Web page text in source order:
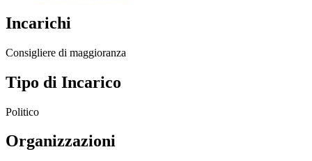
Incarichi
Consigliere di maggioranza
Tipo di Incarico
Politico
Organizzazioni